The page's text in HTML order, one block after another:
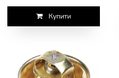
Купити